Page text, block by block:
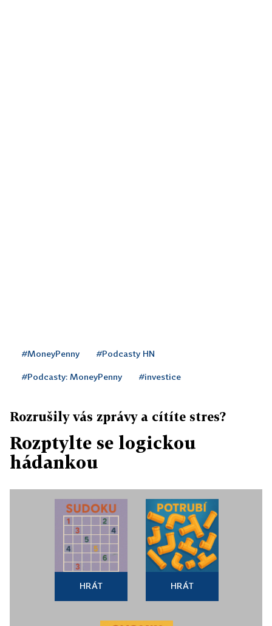
#MoneyPenny #Podcasty HN
#Podcasty: MoneyPenny #investice
Rozrušily vás zprávy a cítíte stres?
Rozptylte se logickou
hádankou
HRÁT HRÁT